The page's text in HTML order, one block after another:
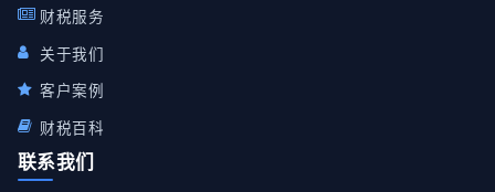
财税服务
关于我们
客户案例
财税百科
联系我们